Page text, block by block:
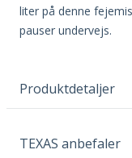
liter på denne
pauser undervejs.
Produktdetaljer
TEXAS anbefaler